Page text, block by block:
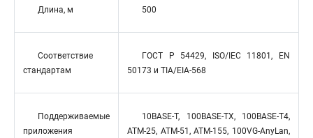
Длина, м 500
Соответствие
стандартам
ГОСТ Р 54429, ISO/IEC 11801, EN
50173 и TIA/EIA-568
Поддерживаемые
приложения
10BASE-T, 100BASE-TX, 100BASE-T4,
ATM-25, ATM-51, ATM-155, 100VG-AnyLan,